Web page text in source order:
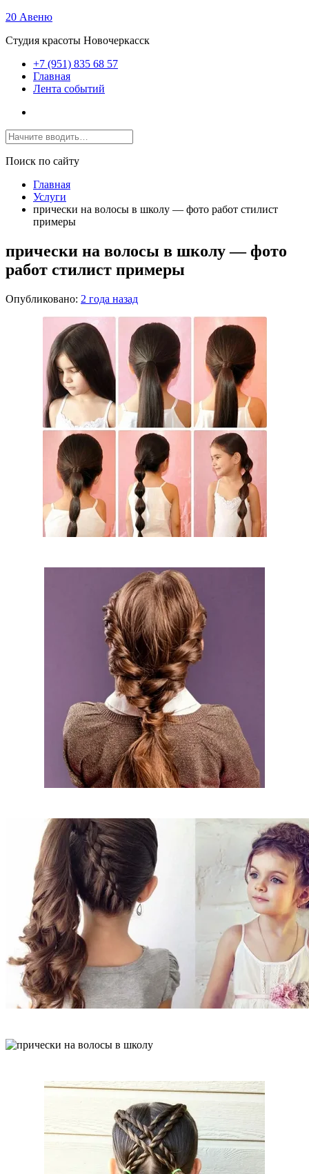
20 Авеню
Студия красоты Новочеркасск
+7 (951) 835 68 57
Главная
Лента событий
Поиск по сайту
Главная
Услуги
прически на волосы в школу — фото работ стилист
примеры
прически на волосы в школу — фото
работ стилист примеры
Опубликовано: 2 года назад